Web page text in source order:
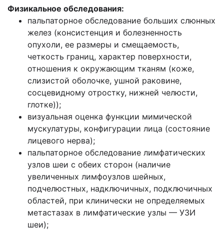
Физикальное обследования:
пальпаторное обследование больших слюнных
желез (консистенция и болезненность
опухоли, ее размеры и смещаемость,
четкость границ, характер поверхности,
отношения к окружающим тканям (коже,
слизистой оболочке, ушной раковине,
сосцевидному отростку, нижней челюсти,
глотке));
визуальная оценка функции мимической
мускулатуры, конфигурации лица (состояние
лицевого нерва);
пальпаторное обследование лимфатических
узлов шеи с обеих сторон (наличие
увеличенных лимфоузлов шейных,
подчелюстных, надключичных, подключичных
областей, при клинически не определяемых
метастазах в лимфатические узлы — УЗИ
шеи);